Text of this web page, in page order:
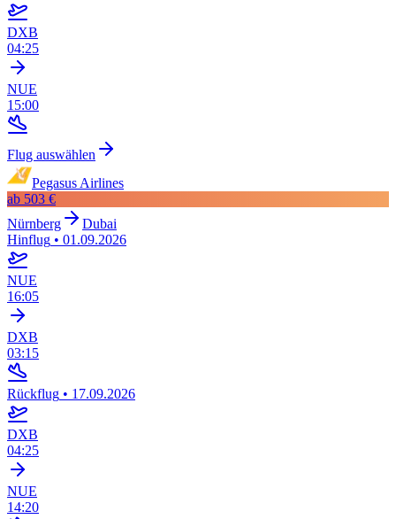
DXB
04:25
NUE
15:00
Flug auswählen
Pegasus Airlines
ab 503 €
Nürnberg
Dubai
Hinflug • 01.09.2026
NUE
16:05
DXB
03:15
Rückflug • 17.09.2026
DXB
04:25
NUE
14:20